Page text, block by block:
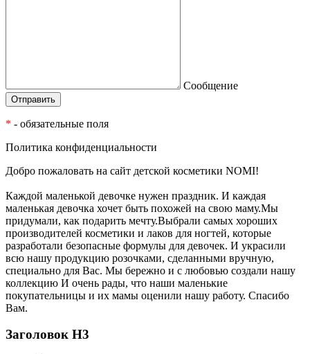
Сообщение
* - обязательные поля
Политика конфиденциальности
Добро пожаловать на сайт детской косметики NOMI!
Каждой маленькой девочке нужен праздник. И каждая
маленькая девочка хочет быть похожей на свою маму.Мы
придумали, как подарить мечту.Выбрали самых хороших
производителей косметики и лаков для ногтей, которые
разработали безопасные формулы для девочек. И украсили
всю нашу продукцию розочками, сделанными вручную,
специально для Вас. Мы бережно и с любовью создали нашу
коллекцию И очень рады, что наши маленькие
покупательницы и их мамы оценили нашу работу. Спасибо
Вам.
Заголовок Н3